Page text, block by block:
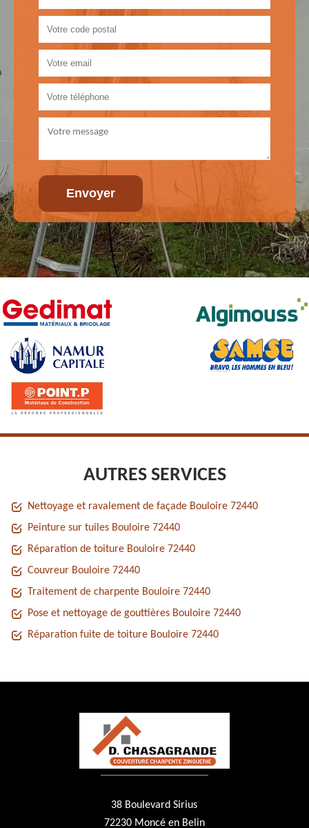
AUTRES SERVICES
Nettoyage et ravalement de façade Bouloire 72440
Peinture sur tuiles Bouloire 72440
Réparation de toiture Bouloire 72440
Couvreur Bouloire 72440
Traitement de charpente Bouloire 72440
Pose et nettoyage de gouttières Bouloire 72440
Réparation fuite de toiture Bouloire 72440
38 Boulevard Sirius
72230 Moncé en Belin